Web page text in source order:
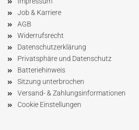
Job & Karriere
AGB
Widerrufsrecht
Datenschutzerklärung
Privatsphäre und Datenschutz
Batteriehinweis
Sitzung unterbrochen
Versand- & Zahlungsinformationen
Cookie Einstellungen